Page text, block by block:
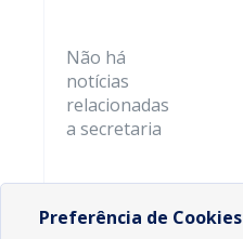
Não há
notícias
relacionadas
a secretaria
Preferência de Cookies